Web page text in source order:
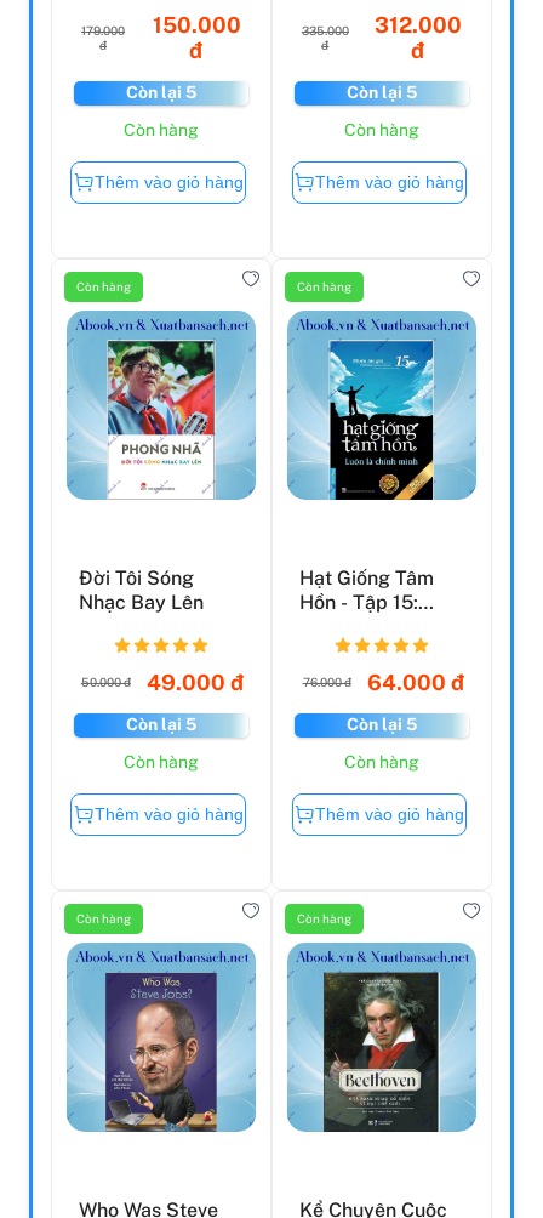
179.000
đ
150.000
đ
Còn lại 5
Còn hàng
Thêm vào giỏ hàng
335.000
đ
312.000
đ
Còn lại 5
Còn hàng
Thêm vào giỏ hàng
Còn hàng
Đời Tôi Sóng
Nhạc Bay Lên
50.000 đ 49.000 đ
Còn lại 5
Còn hàng
Thêm vào giỏ hàng
Còn hàng
Hạt Giống Tâm
Hồn - Tập 15:
Mình (Tá...
76.000 đ 64.000 đ
Còn lại 5
Còn hàng
Thêm vào giỏ hàng
Còn hàng
Who Was Steve
Còn hàng
Kể Chuyện Cuộc